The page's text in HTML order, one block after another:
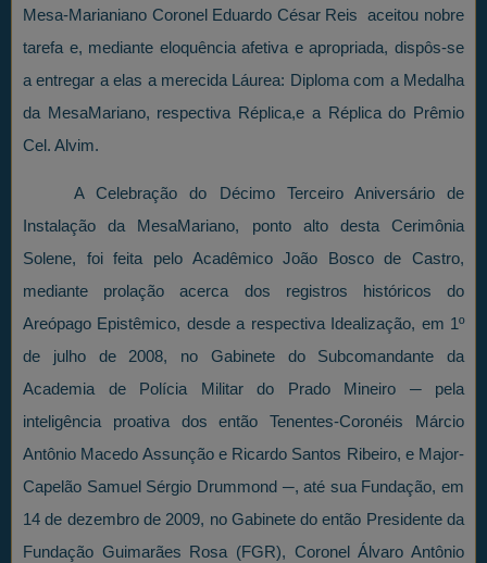
Mesa-Marianiano Coronel Eduardo César Reis aceitou nobre
tarefa e, mediante eloquência afetiva e apropriada, dispôs-se
a entregar a elas a merecida Láurea: Diploma com a Medalha
da MesaMariano, respectiva Réplica,e a Réplica do Prêmio
Cel. Alvim.
A Celebração do Décimo Terceiro Aniversário de
Instalação da MesaMariano, ponto alto desta Cerimônia
Solene, foi feita pelo Acadêmico João Bosco de Castro,
mediante prolação acerca dos registros históricos do
Areópago Epistêmico, desde a respectiva Idealização, em 1º
de julho de 2008, no Gabinete do Subcomandante da
Academia de Polícia Militar do Prado Mineiro ─ pela
inteligência proativa dos então Tenentes-Coronéis Márcio
Antônio Macedo Assunção e Ricardo Santos Ribeiro, e Major-
Capelão Samuel Sérgio Drummond ─, até sua Fundação, em
14 de dezembro de 2009, no Gabinete do então Presidente da
Fundação Guimarães Rosa (FGR), Coronel Álvaro Antônio